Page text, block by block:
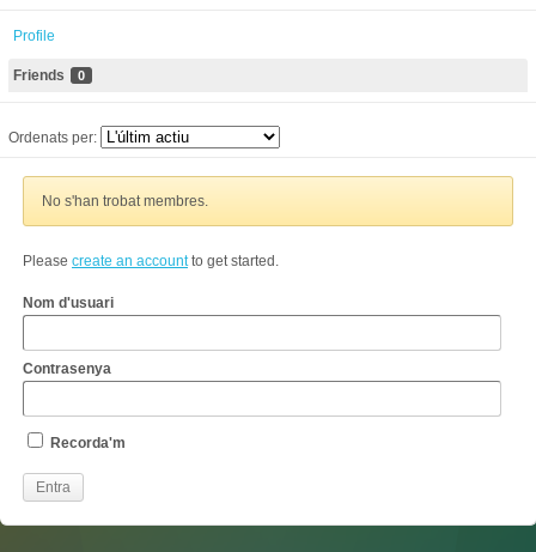
Profile
Friends 0
Ordenats per:
No s'han trobat membres.
Please create an accountto get started.
Nom d'usuari
Contrasenya
Recorda'm